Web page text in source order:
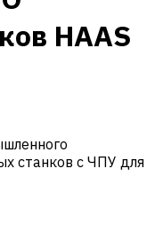
HAAS
станков с ЧПУ для